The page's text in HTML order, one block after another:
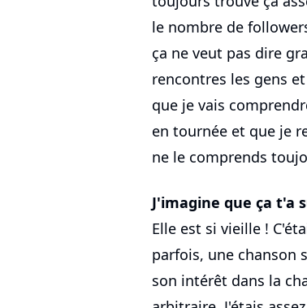
le nombre de
ça ne veut pas dire
rencontres les gens
que je vais
en tournée et que je
ne le comprends
J'imagine que ça t'a
Elle est si vieille !
parfois, une chanson
son intérêt dans la